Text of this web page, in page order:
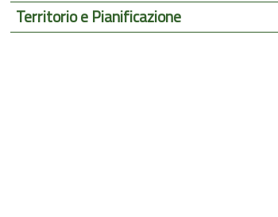
Territorio e Pianificazione